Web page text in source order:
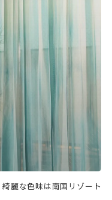
麗な色味は南国リゾート